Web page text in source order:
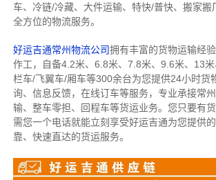
车、冷链/冷藏、大件运输、特快/普快、搬家搬
全方位的物流服务。
好运吉通常州物流公司拥有丰富的货物运输经
作工，自备4.2米、6.8米、7.8米、9.6米、13
栏车/飞翼车/厢车等300余台为您提供24小时货
询、信息反馈，在线订车等服务， 专业承接常
输、整车零担、回程车等货运业务。 您只要有
需您一个电话就能立刻享受好运吉通为您提供
靠、快速直达的货运服务。